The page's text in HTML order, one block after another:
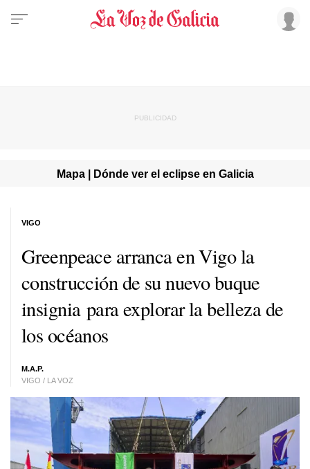
Mapa | Dónde ver el eclipse en Galicia
Greenpeace arranca en Vigo la
construcción de su nuevo buque
insignia para explorar la belleza de
los océanos
M.A.P.
VIGO / LA VOZ
VIGO